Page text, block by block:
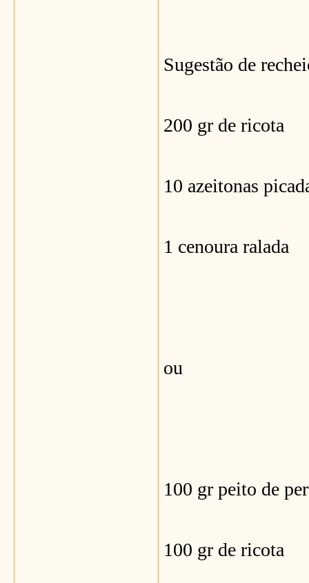
Sugestão de
200 gr de ricota
10 azeitonas
1 cenoura ralada
ou
100 gr peito de
100 gr de ricota